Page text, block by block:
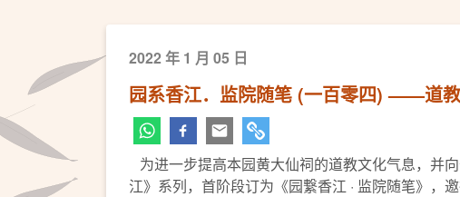
2022 年 1 月 05 日
园系香江．监院随笔 (一百零四) ——道
为进一步提高本园黄大仙祠的道教文化气息，并
江》系列，首阶段订为《园繋香江 · 监院随笔》，